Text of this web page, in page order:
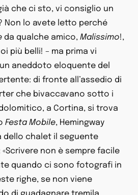
che ci sto, vi consiglio un
Non lo avete letto perché
da qualche amico, Malissimo!,
più belli! – ma prima vi
aneddoto eloquente del
di fronte all’assedio di
che bivaccavano sotto i
a Cortina, si trova
Festa Mobile, Hemingway
dello chalet il seguente
non è sempre facile
quando ci sono fotografi in
righe, se non viene